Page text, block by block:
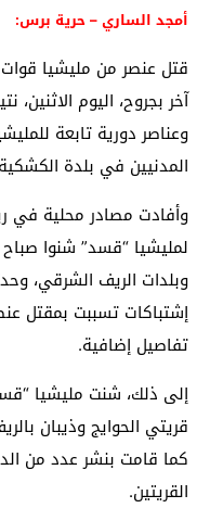
أمجد الساري – حرية برس:
قتل عنصر من مليشيا قوات
آخر بجروح، اليوم الاثنين،
وعناصر دورية تابعة
المدنيين في بلدة
وأفادت مصادر محلية في
لمليشيا “قسد” شنوا
وبلدات الريف الشرقي،
إشتباكات تسببت بمقتل
تفاصيل إضافية.
إلى ذلك، شنت مليشيا
قريتي الحوايج وذيبان
كما قامت بنشر عدد من
القريتين.